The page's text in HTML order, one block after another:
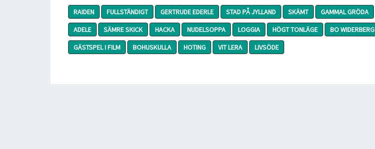
RAIDEN FULLSTÄNDIGT GERTRUDE EDERLE STAD PÅ JYLLAND SKÄMT GAMMAL GRÖDA
ADELE
SÄMRE SKICK HACKA NUDELSOPPA LOGGIA HÖGT TONLÄGE BO WIDERBERG
GÄSTSPEL I FILM
BOHUSKULLA HOTING VIT LERA LIVSÖDE